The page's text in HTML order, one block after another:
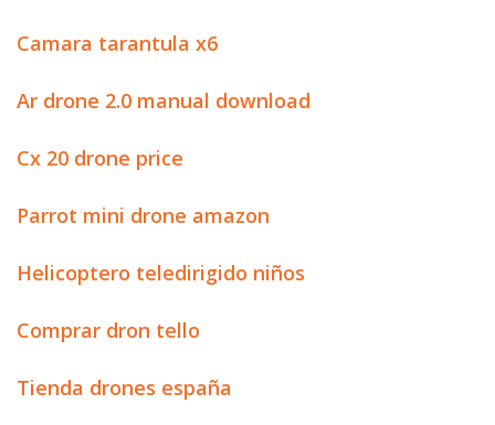
Camara tarantula x6
Ar drone 2.0 manual download
Cx 20 drone price
Parrot mini drone amazon
Helicoptero teledirigido niños
Comprar dron tello
Tienda drones españa